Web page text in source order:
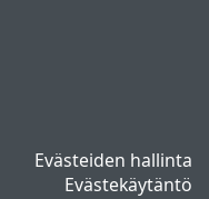
Evästeiden hallinta
Evästekäytäntö